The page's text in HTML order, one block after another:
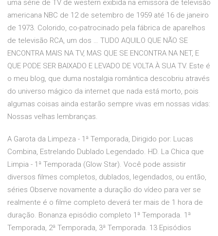
uma série de TV de western exibida na emissora de televisão
americana NBC de 12 de setembro de 1959 até 16 de janeiro
de 1973. Colorido, co-patrocinado pela fábrica de aparelhos
de televisão RCA, um dos … TUDO AQUILO QUE NÃO SE
ENCONTRA MAIS NA TV, MAS QUE SE ENCONTRA NA NET, E
QUE PODE SER BAIXADO E LEVADO DE VOLTA À SUA TV. Este é
o meu blog, que duma nostalgia romântica descobriu através
do universo mágico da internet que nada está morto, pois
algumas coisas ainda estarão sempre vivas em nossas vidas:
Nossas velhas lembranças.
A Garota da Limpeza - 1ª Temporada, Dirigido por: Lucas
Combina, Estrelando Dublado Legendado. HD. La Chica que
Limpia - 1ª Temporada (Glow Star). Você pode assistir
diversos filmes completos, dublados, legendados, ou então,
séries Observe novamente a duração do vídeo para ver se
realmente é o filme completo deverá ter mais de 1 hora de
duração. Bonanza episódio completo 1ª Temporada. 1ª
Temporada, 2ª Temporada, 3ª Temporada. 13 Episódios